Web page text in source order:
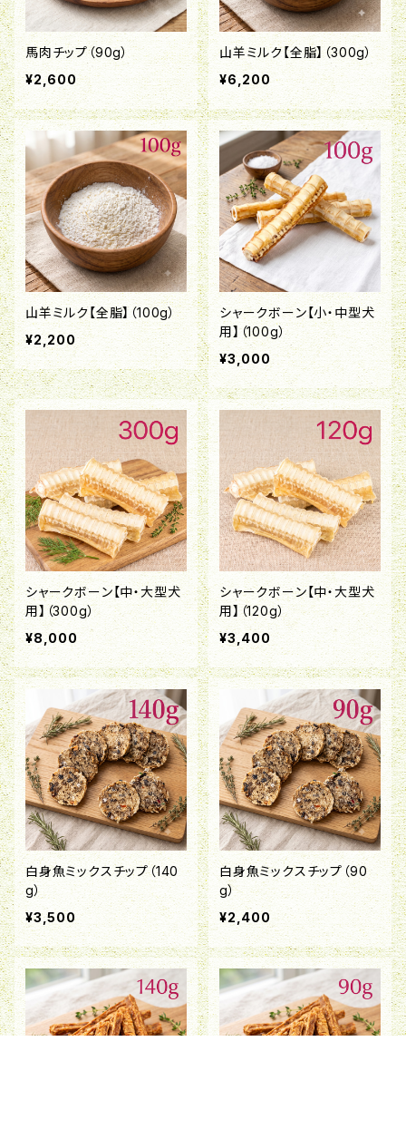
馬肉チップ（90g）
¥2,600
山羊ミルク【全脂】（300g）
¥6,200
山羊ミルク【全脂】（100g）
¥2,200
シャークボーン【小・中型犬
用】（100g）
¥3,000
シャークボーン【中・大型犬
用】（300g）
¥8,000
シャークボーン【中・大型犬
用】（120g）
¥3,400
白身魚ミックスチップ（140
g）
¥3,500
白身魚ミックスチップ（90
g）
¥2,400